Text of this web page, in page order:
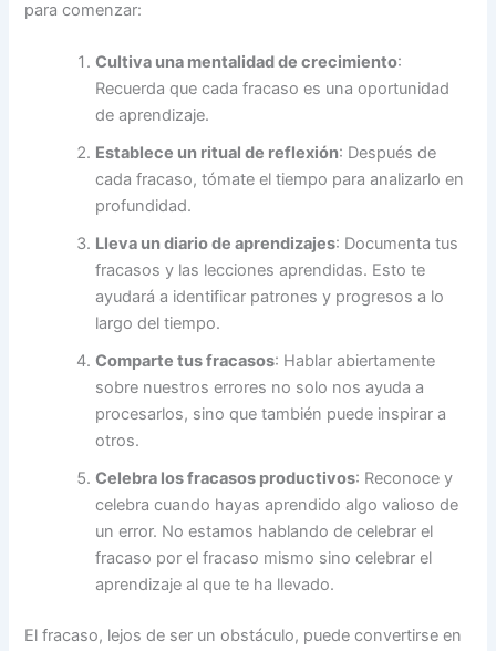
para comenzar:
Cultiva una mentalidad de crecimiento:
Recuerda que cada fracaso es una oportunidad
de aprendizaje.
Establece un ritual de reflexión: Después de
cada fracaso, tómate el tiempo para analizarlo en
profundidad.
Lleva un diario de aprendizajes: Documenta tus
fracasos y las lecciones aprendidas. Esto te
ayudará a identificar patrones y progresos a lo
largo del tiempo.
Comparte tus fracasos: Hablar abiertamente
sobre nuestros errores no solo nos ayuda a
procesarlos, sino que también puede inspirar a
otros.
Celebra los fracasos productivos: Reconoce y
celebra cuando hayas aprendido algo valioso de
un error. No estamos hablando de celebrar el
fracaso por el fracaso mismo sino celebrar el
aprendizaje al que te ha llevado.
El fracaso, lejos de ser un obstáculo, puede convertirse en